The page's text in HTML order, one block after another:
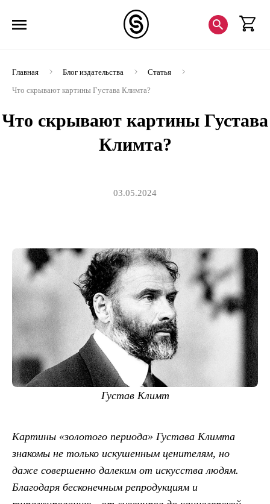
Главная Блог издательства
Статья
Что скрывают картины Густава Климта?
Что скрывают картины Густава
Климта?
03.05.2024
Густав Климт
Картины «золотого периода» Густава Климта
знакомы не только искушенным ценителям, но
даже совершенно далеким от искусства людям.
Благодаря бесконечным репродукциям и